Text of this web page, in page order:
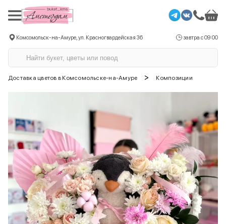
Комсомольск-на-Амуре, ул. Красногвардейская 36 завтра с 09:00
Доставка цветов в Комсомольске-на-Амуре > Композиции